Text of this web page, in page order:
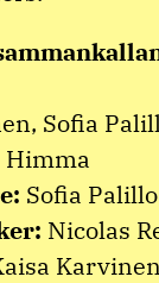
Sofia
Himma
Sofia Palillo
Nicolas
Karvinen